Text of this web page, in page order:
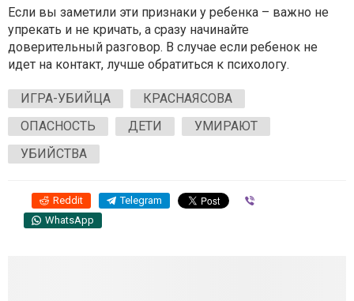
Если вы заметили эти признаки у ребенка – важно не
упрекать и не кричать, а сразу начинайте
доверительный разговор. В случае если ребенок не
идет на контакт, лучше обратиться к психологу.
ИГРА-УБИЙЦА
КРАСНАЯСОВА
ОПАСНОСТЬ
ДЕТИ
УМИРАЮТ
УБИЙСТВА
Reddit Telegram
WhatsApp